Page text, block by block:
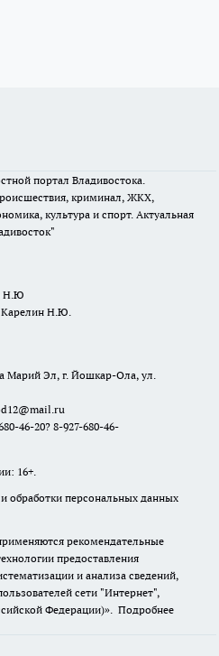
портал Владивостока.
криминал, ЖКХ,
культура и спорт. Актуальная
Н.Ю
Карелин Н.Ю.
Марий Эл, г. Йошкар-Ола, ул.
46-20? 8-927-680-46-
16+.
обработки персональных данных
рекомендательные
предоставления
и анализа сведений,
сети "Интернет",
Федерации)». Подробнее